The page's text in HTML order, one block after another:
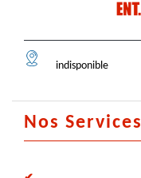
indisponible
Nos Services